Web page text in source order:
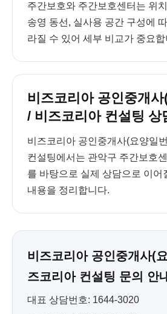
주간보호와 주간보호센터는 위
송영 동선, 실사용 공간 구성에
라질 수 있어 세부 비교가 중요합
비즈코리아 공인중개
/ 비즈코리아 컨설팅 상
비즈코리아 공인중개사(요양일
컨설팅에서는 관악구 주간보호
를 바탕으로 실제 상담으로 이어
내용을 정리합니다.
비즈코리아 공인중개사(
즈코리아 컨설팅 문의 안
대표 상담번호: 1644-3020